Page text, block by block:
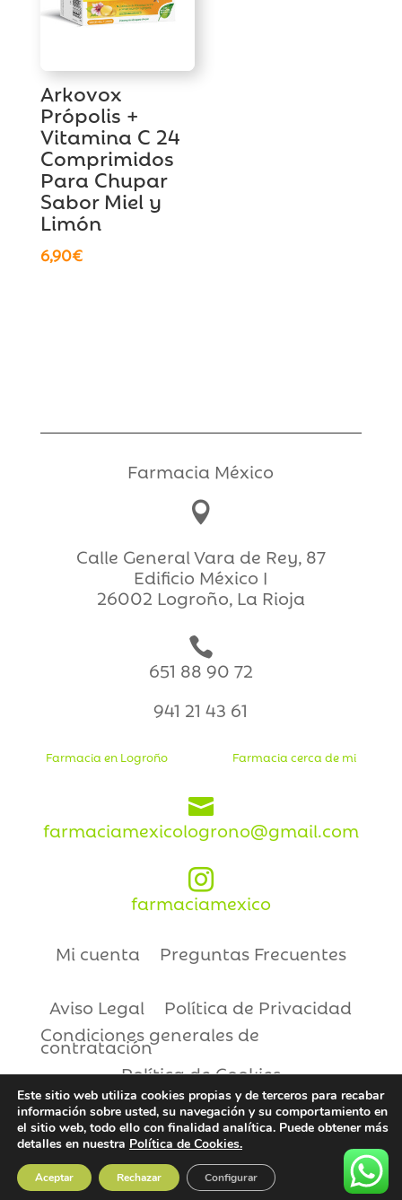
Arkovox
Própolis +
Vitamina C 24
Comprimidos
Para Chupar
Sabor Miel y
Limón
6,90€
Farmacia México

Calle General Vara de Rey, 87
Edificio México I
26002 Logroño, La Rioja

651 88 90 72
941 21 43 61
Farmacia en Logroño Farmacia cerca de mi

farmaciamexicologrono@gmail.com

farmaciamexico
Mi cuenta Preguntas Frecuentes
Aviso Legal
Política de Privacidad
Condiciones generales de
contratación
Política de Cookies
Copyright © 2021 | Farmacia México
Este sitio web utiliza cookies propias y de terceros para recabar
información sobre usted, su navegación y su comportamiento en
el sitio web, todo ello con finalidad analítica. Puede obtener más
detalles en nuestra Política de Cookies.
Aceptar Rechazar Configurar